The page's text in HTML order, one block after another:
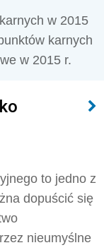
w 2015
karnych
w 2015 r.
to jedno z
dopuścić się
nieumyślne